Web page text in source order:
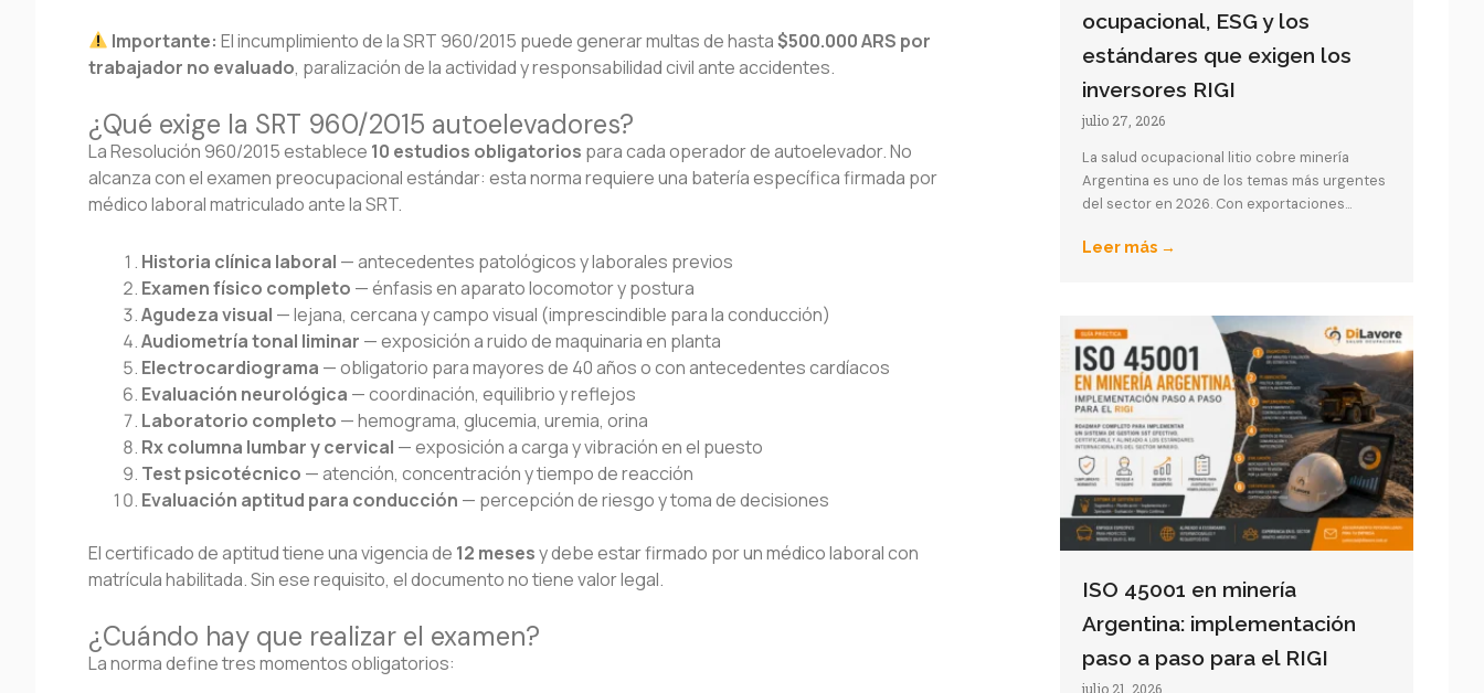
Importante: El incumplimiento de la SRT 960/2015 puede generar multas de hasta$500.000 ARS por
trabajador no evaluado, paralización de la actividad y responsabilidad civil ante accidentes.
¿Qué exige la SRT 960/2015 autoelevadores?
La Resolución 960/2015 establece 10 estudios obligatorios para cada operador de autoelevador. No
alcanza con el examen preocupacional estándar: esta norma requiere una batería específica firmada por
médico laboral matriculado ante la SRT.
Historia clínica laboral — antecedentes patológicos y laborales previos
Examen físico completo — énfasis en aparato locomotor y postura
Agudeza visual — lejana, cercana y campo visual (imprescindible para la conducción)
Audiometría tonal liminar — exposición a ruido de maquinaria en planta
Electrocardiograma — obligatorio para mayores de 40 años o con antecedentes cardíacos
Evaluación neurológica — coordinación, equilibrio y reflejos
Laboratorio completo — hemograma, glucemia, uremia, orina
Rx columna lumbar y cervical — exposición a carga y vibración en el puesto
Test psicotécnico — atención, concentración y tiempo de reacción
Evaluación aptitud para conducción — percepción de riesgo y toma de decisiones
El certificado de aptitud tiene una vigencia de 12 mesesy debe estar firmado por un médico laboral con
matrícula habilitada. Sin ese requisito, el documento no tiene valor legal.
¿Cuándo hay que realizar el examen?
La norma define tres momentos obligatorios:
ocupacional, ESG y los
estándares que exigen los
inversores RIGI
julio 27, 2026
La salud ocupacional litio cobre minería
Argentina es uno de los temas más urgentes
del sector en 2026. Con exportaciones...
Leer más →
ISO 45001 en minería
Argentina: implementación
paso a paso para el RIGI
julio 21, 2026